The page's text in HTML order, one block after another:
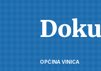
OPĆINA VINICA